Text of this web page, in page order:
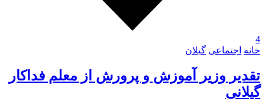
4
خانه اجتماعی گیلان
تقدیر وزیر آموزش و پرورش از معلم فداکار
گیلانی